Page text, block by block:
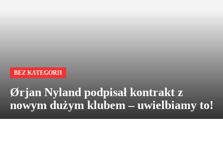
BEZ KATEGORII
Ørjan Nyland podpisał kontrakt z
nowym dużym klubem – uwielbiamy to!